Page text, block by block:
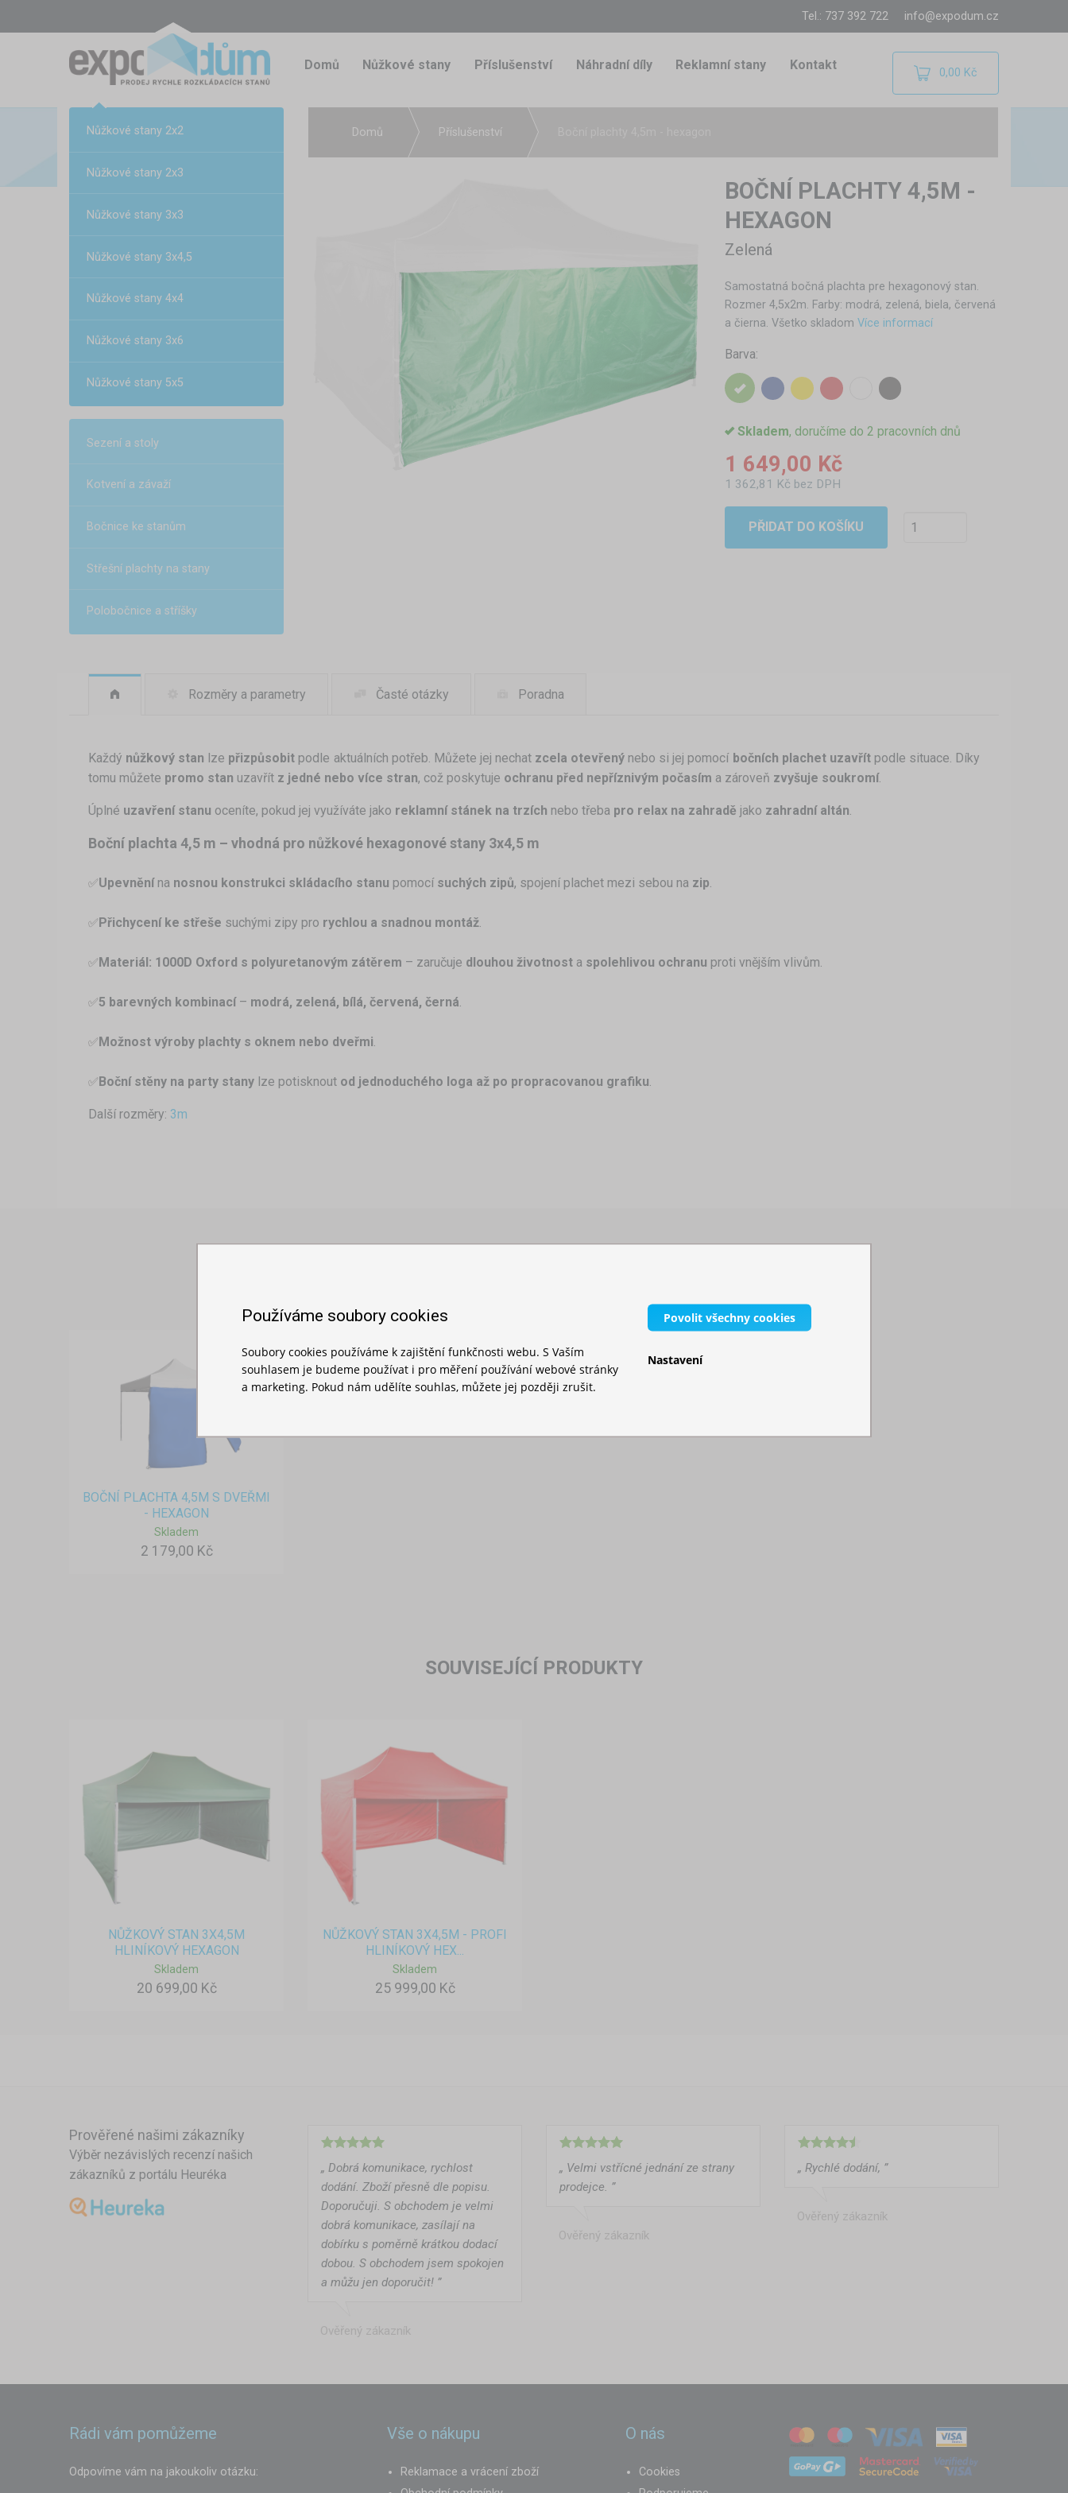
Tel.: 737 392 722 info@expodum.cz
Domů Nůžkové stany Příslušenství Náhradní díly Reklamní stany Kontakt 0,00 Kč
Nůžkové stany 2x2
Nůžkové stany 2x3
Nůžkové stany 3x3
Nůžkové stany 3x4,5
Nůžkové stany 4x4
Nůžkové stany 3x6
Nůžkové stany 5x5
Sezení a stoly
Kotvení a závaží
Bočnice ke stanům
Střešní plachty na stany
Polobočnice a stříšky
Domů Příslušenství
BOČNÍ PLACHTY 4,5M -
HEXAGON
Zelená
Samostatná bočná plachta pre hexagonový stan.
Rozmer 4,5x2m. Farby: modrá, zelená, biela, červená
a čierna. Všetko skladom Více informací
Barva:
Skladem, doručíme do 2 pracovních dnů
1 649,00 Kč
1 362,81 Kč bez DPH
PŘIDAT DO KOŠÍKU
Rozměry a parametry Časté otázky Poradna
Každý nůžkový stan lze přizpůsobit podle aktuálních potřeb. Můžete jej nechat zcela otevřený nebo si jej pomocí bočních plachet uzavřítpodle situace. Díky
tomu můžete promo stan uzavřít z jedné nebo více stran, což poskytuje ochranu před nepříznivým počasím a zároveň zvyšuje soukromí.
Úplné uzavření stanu oceníte, pokud jej využíváte jako reklamní stánek na trzích nebo třeba pro relax na zahradě jako zahradní altán.
Boční plachta 4,5 m – vhodná pro nůžkové hexagonové stany 3x4,5 m
✅Upevněnína nosnou konstrukci skládacího stanu pomocí suchých zipů, spojení plachet mezi sebou na zip.
✅ Přichycení ke střeše suchými zipy pro rychlou a snadnou montáž.
✅ Materiál: 1000D Oxford s polyuretanovým zátěrem – zaručuje dlouhou životnost a spolehlivou ochranu proti vnějším vlivům.
✅5 barevných kombinací– modrá, zelená, bílá, červená, černá.
✅ Možnost výroby plachty s oknem nebo dveřmi.
✅ Boční stěny na party stany lze potisknout od jednoduchého loga až po propracovanou grafiku.
Další rozměry: 3m
BOČNÍ PLACHTA 4,5M S DVEŘMI
- HEXAGON
Skladem
2 179,00 Kč
SOUVISEJÍCÍ PRODUKTY
NŮŽKOVÝ STAN 3X4,5M
HLINÍKOVÝ HEXAGON
Skladem
20 699,00 Kč
NŮŽKOVÝ STAN 3X4,5M - PROFI
HLINÍKOVÝ HEX...
Skladem
25 999,00 Kč
Prověřené našimi zákazníky
Výběr nezávislých recenzí našich
zákazníků z portálu Heuréka
„ Dobrá komunikace, rychlost
dodání. Zboží přesně dle popisu.
Doporučuji. S obchodem je velmi
dobrá komunikace, zasílají na
dobírku s poměrně krátkou dodací
dobou. S obchodem jsem spokojen
a můžu jen doporučit! ”
Ověřený zákazník
„ Velmi vstřícné jednání ze strany
prodejce. ”
Ověřený zákazník
„ Rychlé dodání, ”
Ověřený zákazník
Rádi vám pomůžeme
Odpovíme vám na jakoukoliv otázku:
Vše o nákupu
Reklamace a vrácení zboží
O nás
Cookies
Používáme soubory cookies
Soubory cookies používáme k zajištění funkčnosti webu. S Vaším
souhlasem je budeme používat i pro měření používání webové stránky
a marketing. Pokud nám udělíte souhlas, můžete jej později zrušit.
Povolit všechny cookies
Nastavení